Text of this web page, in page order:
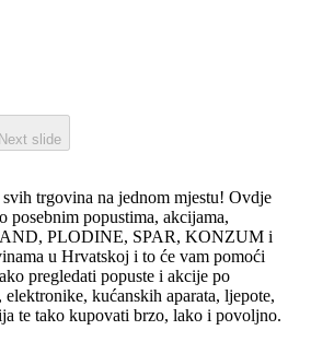
Next slide
trgovina na jednom mjestu! Ovdje
posebnim popustima, akcijama,
PLODINE, SPAR, KONZUM i
u Hrvatskoj i to će vam pomoći
pregledati popuste i akcije po
kućanskih aparata, ljepote,
te tako kupovati brzo, lako i povoljno.